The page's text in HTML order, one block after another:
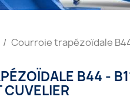
Courroie trapézoïdale B44
B44 -